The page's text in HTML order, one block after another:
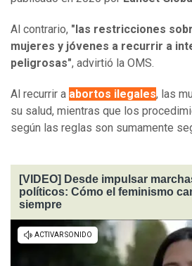
Al contrario, "las restricciones
mujeres y jóvenes a recurrir a
peligrosas", advirtió la OMS.
Al recurrir a abortos ilegales, las
su salud, mientras que los
según las reglas son sumamente
[VIDEO] Desde impulsar
políticos: Cómo el feminismo
siempre